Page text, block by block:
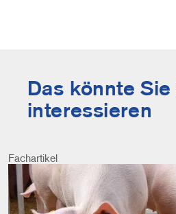
Das könnte
interessieren
Fachartikel
Image